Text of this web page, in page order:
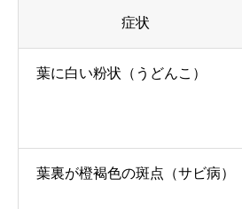
症状
葉に白い粉状（うどんこ）
葉裏が橙褐色の斑点（サビ病）